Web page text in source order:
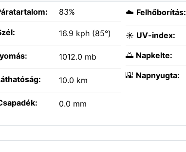
83%
16.9 kph (85°)
1012.0 mb
10.0 km
0.0 mm
☁️ Felhőborítás:
☀️ UV-index:
🌅 Napkelte:
🌇 Napnyugta: